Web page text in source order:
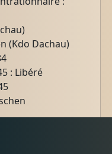
(Kdo Dachau)
: Libéré